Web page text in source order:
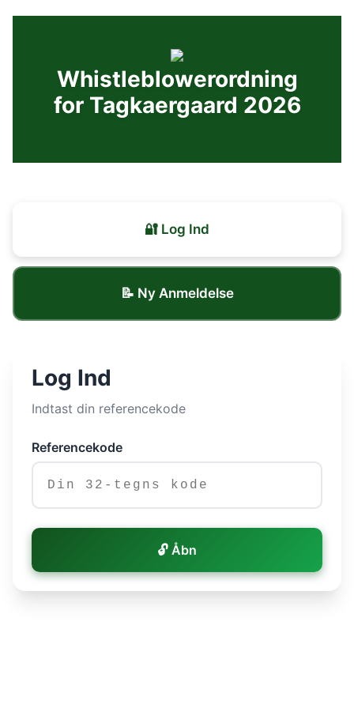
Whistleblowerordning
for Tagkaergaard 2026
🔐 Log Ind
📝 Ny Anmeldelse
Log Ind
Indtast din referencekode
Referencekode
🔓 Åbn